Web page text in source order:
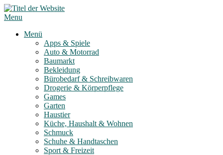
Skip
to
Menu
Menü
Apps & Spiele
Auto & Motorrad
Baumarkt
Bekleidung
Bürobedarf & Schreibwaren
Drogerie & Körperpflege
Games
Garten
Haustier
Küche, Haushalt & Wohnen
Schmuck
Schuhe & Handtaschen
Sport & Freizeit